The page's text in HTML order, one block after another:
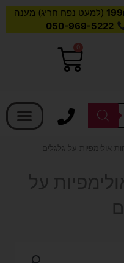
(למעט נפח חריג) מענה
050-969-5222
0
עגלת
אולימפיות על גלגלים
על